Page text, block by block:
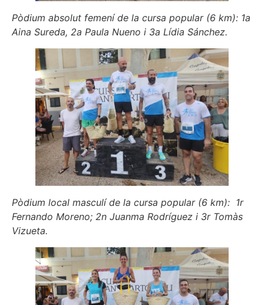
Pòdium absolut femení de la cursa popular (6 km): 1a
Aina Sureda, 2a Paula Nueno i 3a Lídia Sánchez.
Pòdium local masculí de la cursa popular (6 km): 1r
Fernando Moreno; 2n Juanma Rodríguez i 3r Tomàs
Vizueta.